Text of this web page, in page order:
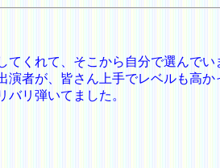
くれて、そこから自分で選んで
者が、皆さん上手でレベルも高
リ弾いてました。